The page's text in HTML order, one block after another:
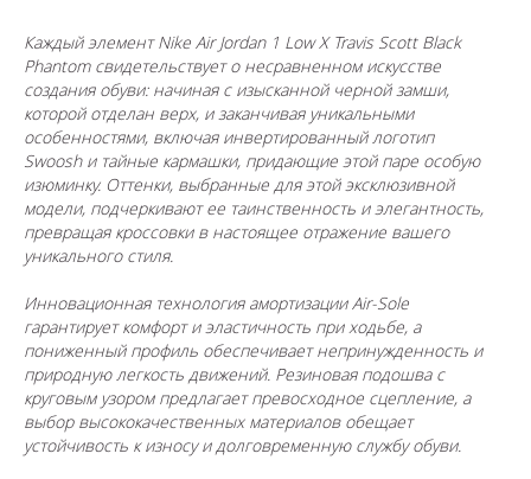
Каждый элемент Nike Air Jordan 1 Low X Travis Scott Black
Phantom свидетельствует о несравненном искусстве
создания обуви: начиная с изысканной черной замши,
которой отделан верх, и заканчивая уникальными
особенностями, включая инвертированный логотип
Swoosh и тайные кармашки, придающие этой паре особую
изюминку. Оттенки, выбранные для этой эксклюзивной
модели, подчеркивают ее таинственность и элегантность,
превращая кроссовки в настоящее отражение вашего
уникального стиля.
Инновационная технология амортизации Air-Sole
гарантирует комфорт и эластичность при ходьбе, а
пониженный профиль обеспечивает непринужденность и
природную легкость движений. Резиновая подошва с
круговым узором предлагает превосходное сцепление, а
выбор высококачественных материалов обещает
устойчивость к износу и долговременную службу обуви.